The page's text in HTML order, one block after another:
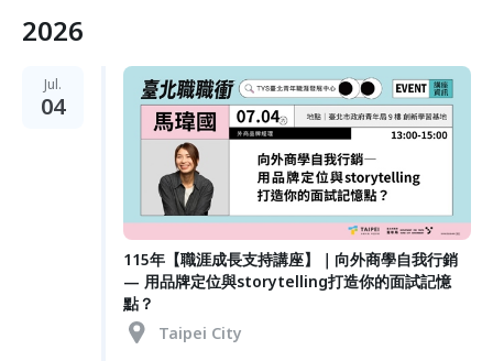
2026
Jul.
04
115年【職涯成長支持講座】｜向外商學自我行銷
— 用品牌定位與storytelling打造你的面試記憶
點？
Taipei City